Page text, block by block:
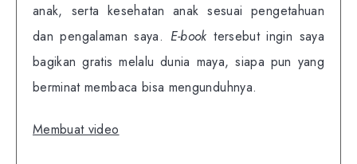
anak, serta kesehatan anak sesuai pengetahuan
dan pengalaman saya. E-book tersebut ingin saya
bagikan gratis melalu dunia maya, siapa pun yang
berminat membaca bisa mengunduhnya.
Membuat video